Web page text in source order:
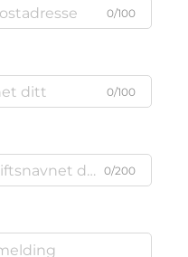
0/100
0/100
0/200